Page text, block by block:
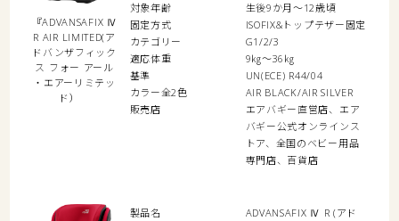
『ADVANSAFIX Ⅳ
R AIR LIMITED(ア
ドバンザフィック
ス フォー アール
・エアーリミテッ
ド）
対象年齢
生後9か月～12歳頃
固定方式
ISOFIX&トップテザー固定
カテゴリー
G1/2/3
適応体重
9㎏～36㎏
基準
UN(ECE) R44/04
カラー全2色
AIR BLACK/AIR SILVER
販売店
エアバギー直営店、エア
バギー公式オンラインス
トア、全国のベビー用品
専門店、百貨店
製品名
ADVANSAFIX Ⅳ R (アド